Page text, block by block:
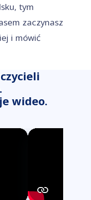
tym
zaczynasz
i mówić
wideo.